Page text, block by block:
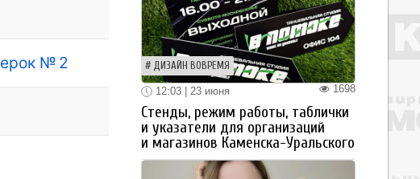
№ 2 ДИЗАЙН ВОВРЕМЯ
1698
12:03 | 23 июня
Стенды, режим работы, таблички
и указатели для организаций
и магазинов Каменска-Уральского